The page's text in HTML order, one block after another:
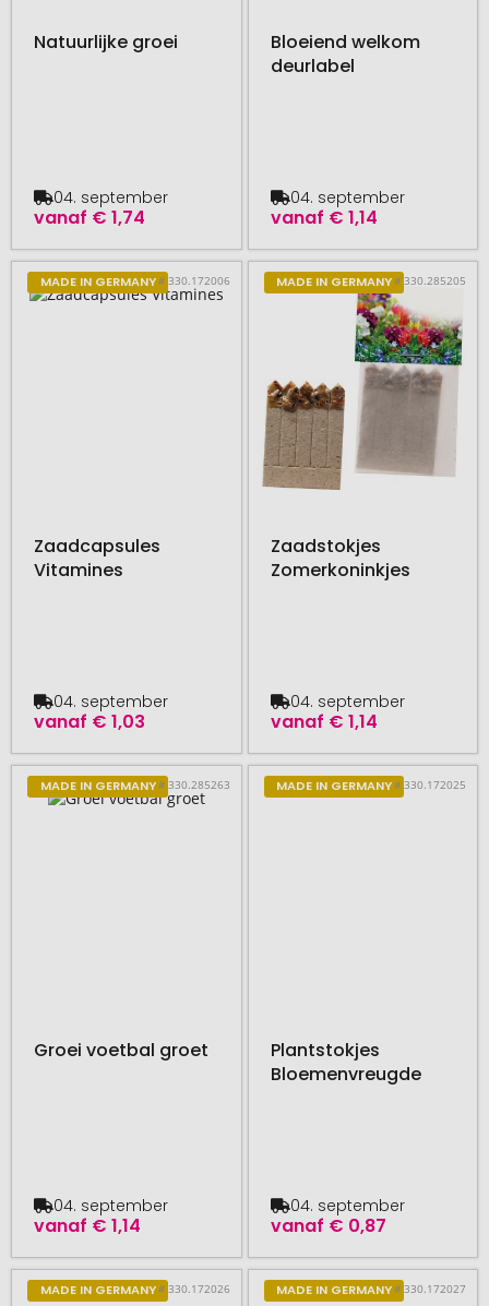
Natuurlijke groei
vanaf € 1,74
04. september
Bloeiend welkom
deurlabel
vanaf € 1,14
04. september
MADE IN GERMANY# 330.172006
Zaadcapsules
Vitamines
vanaf € 1,03
04. september
MADE IN GERMANY# 330.285205
Zaadstokjes
Zomerkoninkjes
vanaf € 1,14
04. september
MADE IN GERMANY# 330.285263
Groei voetbal groet
vanaf € 1,14
04. september
MADE IN GERMANY# 330.172025
Plantstokjes
Bloemenvreugde
vanaf € 0,87
04. september
MADE IN GERMANY# 330.172026 MADE IN GERMANY# 330.172027